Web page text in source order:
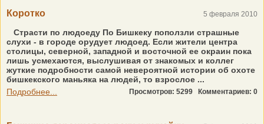
Коротко 5 февраля 2010
Страсти по людоеду По Бишкеку поползли страшные
слухи - в городе орудует людоед. Если жители центра
столицы, северной, западной и восточной ее окраин пока
лишь усмехаются, выслушивая от знакомых и коллег
жуткие подробности самой невероятной истории об охоте
бишкекского маньяка на людей, то взрослое ...
Подробнее...
Просмотров: 5299 Комментариев: 0